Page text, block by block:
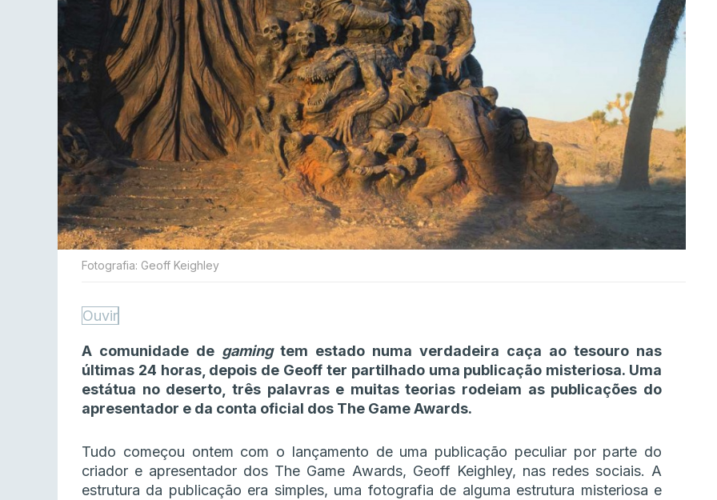
Fotografia: Geoff Keighley
Ouvir
A comunidade de gamingtem estado numa verdadeira caça ao tesouro nas
últimas 24 horas, depois de Geoff ter partilhado uma publicação misteriosa. Uma
estátua no deserto, três palavras e muitas teorias rodeiam as publicações do
apresentador e da conta oficial dos The Game Awards.
Tudo começou ontem com o lançamento de uma publicação peculiar por parte do
criador e apresentador dos The Game Awards, Geoff Keighley, nas redes sociais. A
estrutura da publicação era simples, uma fotografia de alguma estrutura misteriosa e